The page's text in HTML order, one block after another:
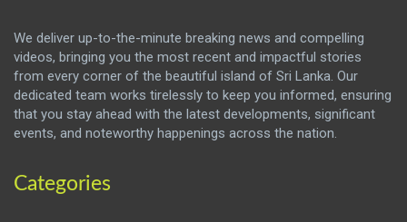
We deliver up-to-the-minute breaking news and compelling
videos, bringing you the most recent and impactful stories
from every corner of the beautiful island of Sri Lanka. Our
dedicated team works tirelessly to keep you informed, ensuring
that you stay ahead with the latest developments, significant
events, and noteworthy happenings across the nation.
Categories